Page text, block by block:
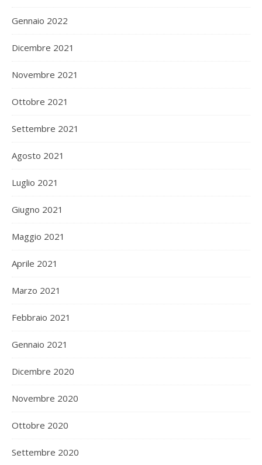
Gennaio 2022
Dicembre 2021
Novembre 2021
Ottobre 2021
Settembre 2021
Agosto 2021
Luglio 2021
Giugno 2021
Maggio 2021
Aprile 2021
Marzo 2021
Febbraio 2021
Gennaio 2021
Dicembre 2020
Novembre 2020
Ottobre 2020
Settembre 2020